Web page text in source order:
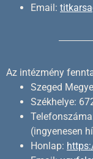
Email:
Az intézmény
Szeged
Székhelye:
(ingyenesen
Honlap: